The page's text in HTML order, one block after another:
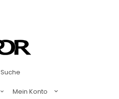
Suche
Mein Konto